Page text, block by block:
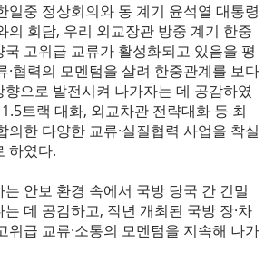
일중 정상회의와 동 계기 윤석열 대통령
의 회담, 우리 외교장관 방중 계기 한중
고위급 교류가 활성화되고 있음을 평
·협력의 모멘텀을 살려 한중관계를 보다
으로 발전시켜 나가자는 데 공감하였
트랙 대화, 외교차관 전략대화 등 최
의한 다양한 교류·실질협력 사업을 착실
하였다.
안보 환경 속에서 국방 당국 간 긴밀
데 공감하고, 작년 개최된 국방 장·차
위급 교류·소통의 모멘텀을 지속해 나가